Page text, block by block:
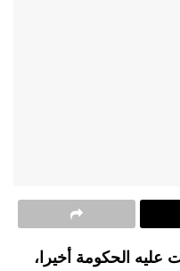
الحكومة أخيرا،